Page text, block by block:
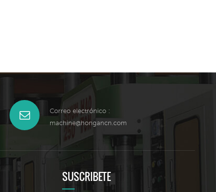
Correo electrónico :
machine@hongancn.com
SUSCRIBETE